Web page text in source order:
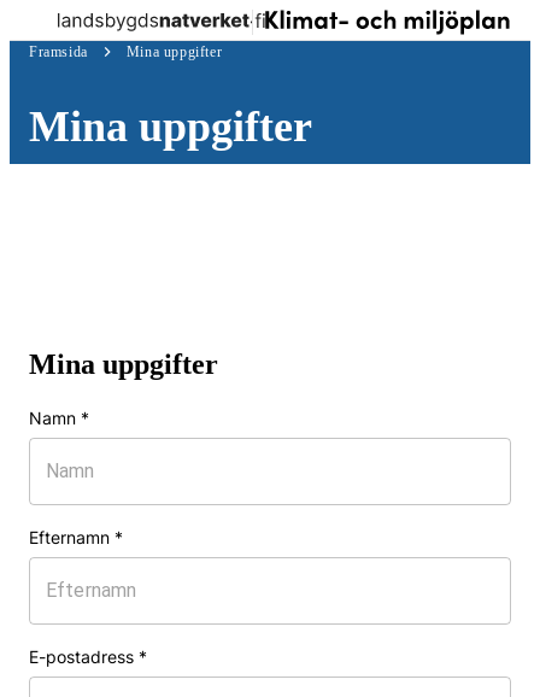
Skip to
content ↓
MenyKlimat-
och
Framsida Mina uppgifter
Mina uppgifter
Mina uppgifter
Namn *
Efternamn *
E-postadress *